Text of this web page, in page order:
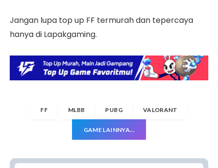
Jangan lupa top up FF termurah dan tepercaya
hanya di Lapakgaming.
FF MLBB PUBG VALORANT
GAME LAINNYA…